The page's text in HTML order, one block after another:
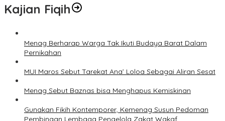
Kajian Fiqih
Menag Berharap Warga Tak Ikuti Budaya Barat Dalam
Pernikahan
MUI Maros Sebut Tarekat Ana’ Loloa Sebagai Aliran Sesat
Menag Sebut Baznas bisa Menghapus Kemiskinan
Gunakan Fikih Kontemporer, Kemenag Susun Pedoman
Pembinaan Lembaga Pengelola Zakat Wakaf